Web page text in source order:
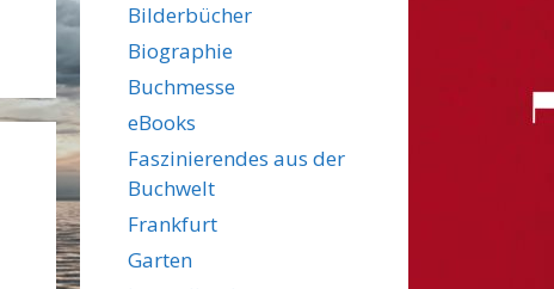
Bilderbücher
Biographie
Buchmesse
eBooks
Faszinierendes aus der
Buchwelt
Frankfurt
Garten